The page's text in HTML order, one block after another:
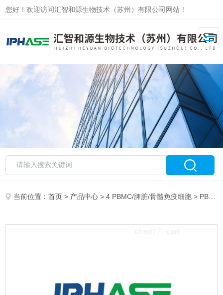
您好！欢迎访问汇智和源生物技术（苏州）有限公司网站！
当前位置：首页 > 产品中心 >4 PBMC/脾脏/骨髓免疫细胞 > PBMC/Leukopak分离